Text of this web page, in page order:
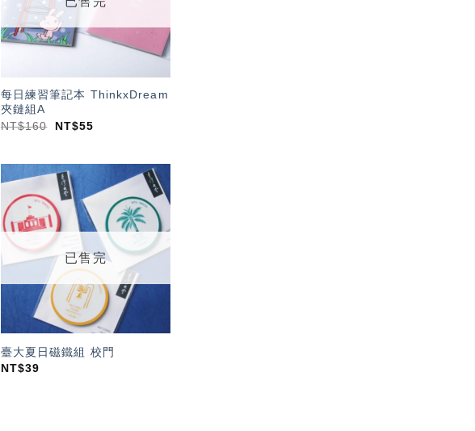
每日練習筆記本 ThinkxDream
夾鏈組A
NT$160 NT$55
加入
「願
望輕
單」
已售完
臺大夏日磁鐵組 校門
NT$39